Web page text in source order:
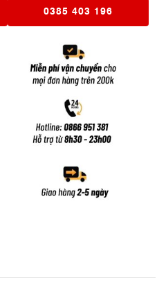
0385 403 196